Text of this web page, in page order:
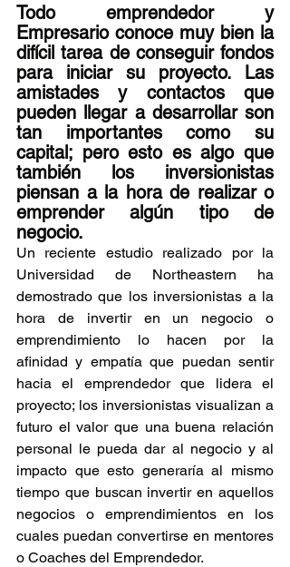
Todo emprendedor y
Empresario conoce muy bien la
difícil tarea de conseguir fondos
para iniciar su proyecto. Las
amistades y contactos que
pueden llegar a desarrollar son
tan importantes como su
capital; pero esto es algo que
también los inversionistas
piensan a la hora de realizar o
emprender algún tipo de
negocio.
Un reciente estudio realizado por la
Universidad de Northeastern ha
demostrado que los inversionistas a la
hora de invertir en un negocio o
emprendimiento lo hacen por la
afinidad y empatía que puedan sentir
hacia el emprendedor que lidera el
proyecto; los inversionistas visualizan a
futuro el valor que una buena relación
personal le pueda dar al negocio y al
impacto que esto generaría al mismo
tiempo que buscan invertir en aquellos
negocios o emprendimientos en los
cuales puedan convertirse en mentores
o Coaches del Emprendedor.